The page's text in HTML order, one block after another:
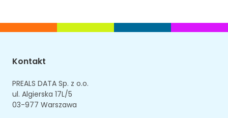
Kontakt
PREALS DATA Sp. z o.o.
ul. Algierska 17L/5
03-977 Warszawa